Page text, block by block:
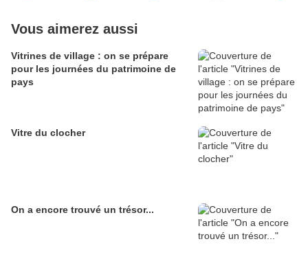
Vous aimerez aussi
Vitrines de village : on se prépare
pour les journées du patrimoine de
pays
Vitre du clocher
On a encore trouvé un trésor...